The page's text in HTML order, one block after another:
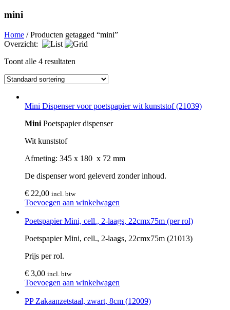
mini
Home / Producten getagged “mini”
Overzicht:
Toont alle 4 resultaten
Mini Dispenser voor poetspapier wit kunststof (21039)
Mini Poetspapier dispenser
Wit kunststof
Afmeting: 345 x 180 x 72 mm
De dispenser word geleverd zonder inhoud.
€ 22,00 incl. btw
Toevoegen aan winkelwagen
Poetspapier Mini, cell., 2-laags, 22cmx75m (per rol)
Poetspapier Mini, cell., 2-laags, 22cmx75m (21013)
Prijs per rol.
€ 3,00 incl. btw
Toevoegen aan winkelwagen
PP Zakaanzetstaal, zwart, 8cm (12009)